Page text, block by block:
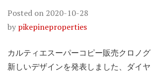
Posted on 2020-10-28
by pikepineproperties
カルティエスーパーコピー販売クロノ
新しいデザインを発表しました、ダイ